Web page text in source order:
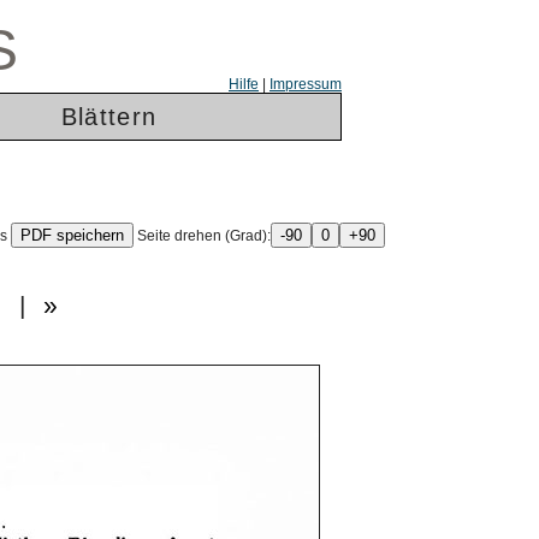
Hilfe Impressum
Blättern
Seite drehen (Grad):
| »